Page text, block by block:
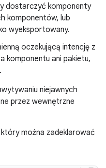
dostarczyć komponenty
komponentów, lub
wyeksportowany.
oczekującą intencję z
komponentu ani pakietu,
niejawnych
przez wewnętrzne
można zadeklarować